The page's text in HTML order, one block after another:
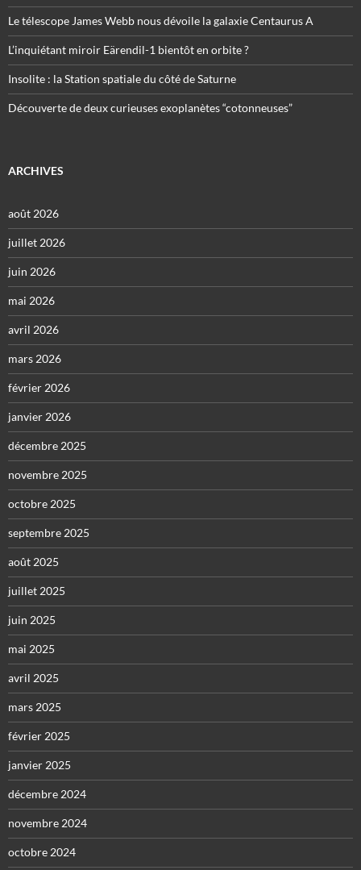
Le télescope James Webb nous dévoile la galaxie Centaurus A
L’inquiétant miroir Eärendil-1 bientôt en orbite ?
Insolite : la Station spatiale du côté de Saturne
Découverte de deux curieuses exoplanètes “cotonneuses”
ARCHIVES
août 2026
juillet 2026
juin 2026
mai 2026
avril 2026
mars 2026
février 2026
janvier 2026
décembre 2025
novembre 2025
octobre 2025
septembre 2025
août 2025
juillet 2025
juin 2025
mai 2025
avril 2025
mars 2025
février 2025
janvier 2025
décembre 2024
novembre 2024
octobre 2024